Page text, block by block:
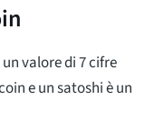
valore di 7 cifre
e un satoshi è un